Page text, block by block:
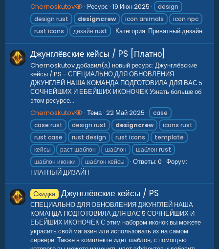
Chernoskutov
Ресурс 19 Июн 2025
design
design rust
designcrew icon animals
icon npc
rust icons
дизайн rust Категория: Приватный дизайн
Джунглёвские кейсы / PS [Платно]
Chernoskutov добавил(а) новый ресурс: Джунглёвские
кейсы / PS - СПЕЦИАЛЬНО ДЛЯ ОБНОВЛЕНИЯ
ДЖУНГЛЕЙ НАША КОМАНДА ПОДГОТОВИЛА ДЛЯ ВАС 5
СОЧНЕЙШИХ И ЕБЕЙШИХ ИКОНОЧЕК Узнать больше об
этом ресурсе...
Chernoskutov
Тема 22 Май 2025
case
case rust
design rust designcrew
icons rust
rust case
rust design rust icons
template
кейсы
раст шаблон шаблон
шаблон rust
шаблон иконки
шаблон кейсы Ответы: 0 Форум:
ПЛАТНЫЙ ДИЗАЙН
Скидка Джунглёвские кейсы / PS
СПЕЦИАЛЬНО ДЛЯ ОБНОВЛЕНИЯ ДЖУНГЛЕЙ НАША
КОМАНДА ПОДГОТОВИЛА ДЛЯ ВАС 5 СОЧНЕЙШИХ И
ЕБЕЙШИХ ИКОНОЧЕК С этим набором иконок вы можете
украсить свой магазин или использовать их на самом
сервере. Также в комплекте идет шаблон, с помощью